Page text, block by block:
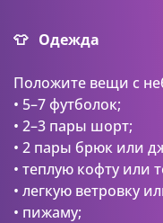
👕 Одежда
Положите вещи с
• 5–7 футболок;
• 2–3 пары шорт;
• 2 пары брюк или
• теплую кофту или
• легкую ветровку
• пижаму;